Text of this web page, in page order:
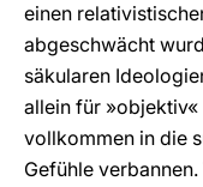
einen
abgeschwächt
säkularen
allein für
vollkommen in die
Gefühle